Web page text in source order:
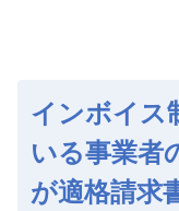
インボイス
いる事業者
が適格請求